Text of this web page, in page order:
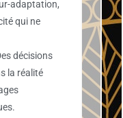
adaptation,
qui ne
décisions
la réalité